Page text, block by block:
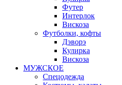
Футер
Интерлок
Вискоза
Футболки, кофты
Дэворэ
Кулирка
Вискоза
МУЖСКОЕ
Спецодежда